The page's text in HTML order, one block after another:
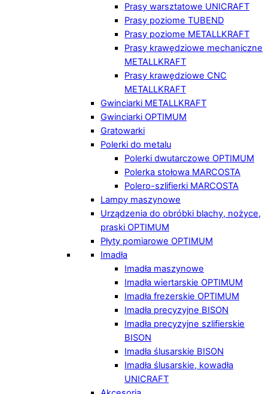
Prasy warsztatowe UNICRAFT
Prasy poziome TUBEND
Prasy poziome METALLKRAFT
Prasy krawędziowe mechaniczne
METALLKRAFT
Prasy krawędziowe CNC
METALLKRAFT
Gwinciarki METALLKRAFT
Gwinciarki OPTIMUM
Gratowarki
Polerki do metalu
Polerki dwutarczowe OPTIMUM
Polerka stołowa MARCOSTA
Polero-szlifierki MARCOSTA
Lampy maszynowe
Urządzenia do obróbki blachy, nożyce,
praski OPTIMUM
Płyty pomiarowe OPTIMUM
Imadła
Imadła maszynowe
Imadła wiertarskie OPTIMUM
Imadła frezerskie OPTIMUM
Imadła precyzyjne BISON
Imadła precyzyjne szlifierskie
BISON
Imadła ślusarskie BISON
Imadła ślusarskie, kowadła
UNICRAFT